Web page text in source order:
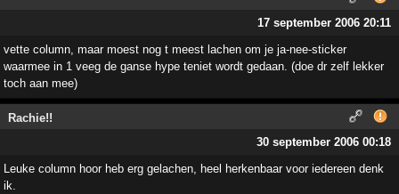
17 september 2006 20:11
vette column, maar moest nog t meest lachen om je ja-nee-sticker
waarmee in 1 veeg de ganse hype teniet wordt gedaan. (doe dr zelf lekker
toch aan mee)
Rachie!!
30 september 2006 00:18
Leuke column hoor heb erg gelachen, heel herkenbaar voor iedereen denk
ik.